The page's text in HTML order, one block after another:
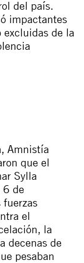
del país.
impactantes
excluidas de la
, Amnistía
que el
Sylla
6 de
fuerzas
el
la
decenas de
pesaban